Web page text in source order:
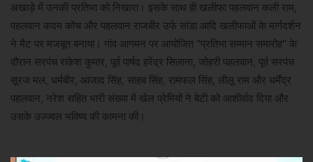
अखाड़े में उनकी प्रतिभा को निखारा। इसके साथ ही खलीफा पहलवान कली राम,
पहलवान कदम कोच और पहलवान राजबीर उर्फ सांडा आदि खलीफाओं के मार्गदर्शन
ने मैट पर मजबूत बनाया। गांव आगमन पर आयोजित ''प्रतिभा सम्मान समारोह'' के
दौरान सरपंच राकेश कुमार, पूर्व पार्षद हरेंद्र सिलाना, जोहरी पहलवान, पूर्व सरपंच
सूरज मल, धर्मबीर, आजाद सिंह, साहब सिंह, रामफल सिंह, लीलू राम और धर्मेंद्र
पहलवान, नरेश सहित भारी संख्या में खेल प्रेमियों ने बेटी को आशीर्वाद दिया और
उसके उज्ज्वल भविष्य की कामना की।